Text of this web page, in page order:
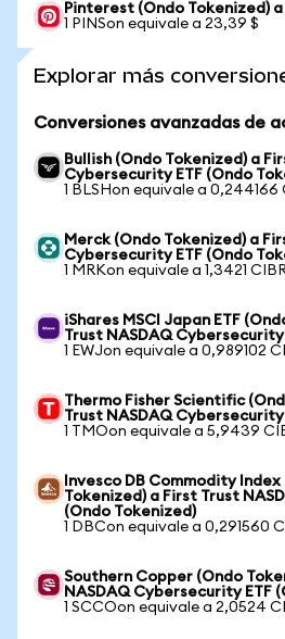
Pinterest (Ondo Tokenized)
1 PINSon equivale a 23,39 $
Explorar más
Conversiones avanzadas de
Bullish (Ondo Tokenized) a
Cybersecurity ETF (Ondo
1 BLSHon equivale a 0,244166
Merck (Ondo Tokenized) a
Cybersecurity ETF (Ondo
1 MRKon equivale a 1,3421
iShares MSCI Japan ETF
Trust NASDAQ
1 EWJon equivale a 0,989102
Thermo Fisher Scientific
Trust NASDAQ
1 TMOon equivale a 5,9439
Invesco DB Commodity
Tokenized) a First Trust
(Ondo Tokenized)
1 DBCon equivale a 0,291560
Southern Copper (Ondo
NASDAQ Cybersecurity ETF
1 SCCOon equivale a 2,0524